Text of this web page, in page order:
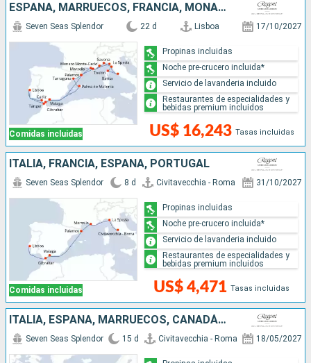
ESPAÑA, MARRUECOS, FRANCIA, MONACO, ITALIA, PORTUGAL
Comidas incluidas
Seven Seas Splendor 22 d Lisboa 17/10/2027
US$ 16,243 Tasas incluidas
Propinas incluidas
Noche pre-crucero incluida*
Servicio de lavanderia incluido
Restaurantes de especialidades y
bebidas premium incluidos
ITALIA, FRANCIA, ESPAÑA, PORTUGAL
Comidas incluidas
Seven Seas Splendor 8 d Civitavecchia - Roma 31/10/2027
US$ 4,471 Tasas incluidas
Propinas incluidas
Noche pre-crucero incluida*
Servicio de lavanderia incluido
Restaurantes de especialidades y
bebidas premium incluidos
ITALIA, ESPAÑA, MARRUECOS, CANADÁ, ESTADOS UNIDOS
Seven Seas Splendor 15 d Civitavecchia - Roma 18/05/2027